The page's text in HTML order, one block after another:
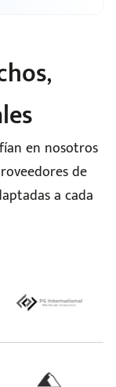
en nosotros
de
a cada